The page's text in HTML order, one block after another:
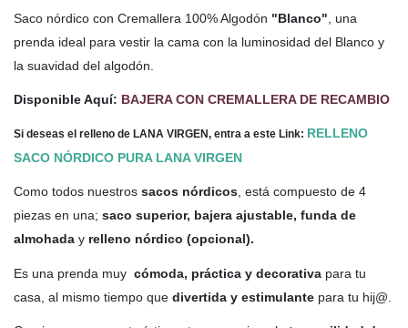
Saco nórdico con Cremallera 100% Algodón "Blanco" , una
prenda ideal para vestir la cama con la luminosidad del Blanco y
la suavidad del algodón.
Disponible Aquí: BAJERA CON CREMALLERA DE RECAMBIO
Si deseas el relleno de LANA VIRGEN, entra a este Link: RELLENO
SACO NÓRDICO PURA LANA VIRGEN
Como todos nuestros sacos nórdicos, está compuesto de 4
piezas en una; saco superior, bajera ajustable, funda de
almohada y relleno nórdico (opcional).
Es una prenda muy cómoda, práctica y decorativa para tu
casa, al mismo tiempo que divertida y estimulante para tu hij@.